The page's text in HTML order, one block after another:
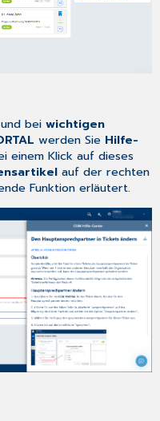
und beiwichtigen
werden Sie Hilfe-
einem Klick auf dieses
auf der rechten
Funktion erläutert.